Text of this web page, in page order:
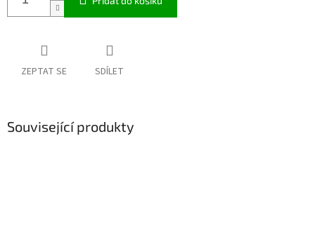
ZEPTAT SE SDÍLET
Související produkty